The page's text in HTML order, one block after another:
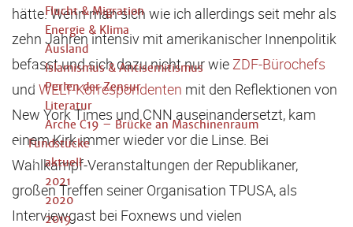
Flucht & Migration
Energie & Klima
Ausland
Islamismus & Antisemitismus
Perlen der Zensur
Literatur
Arche C19 – Brücke an Maschinenraum
Fundstücke
aktuell
2021
2020
2019
hätte. Wenn man sich wie ich allerdings seit mehr als
zehn Jahren intensiv mit amerikanischer Innenpolitik
befasst und sich dazu nicht nur wieZDF-Bürochefs
und WELT-Korrespondenten mit den Reflektionen von
New York Times und CNN auseinandersetzt, kam
einem Kirk immer wieder vor die Linse. Bei
Wahlkampf-Veranstaltungen der Republikaner,
großen Treffen seiner Organisation TPUSA, als
Interviewgast bei Foxnews und vielen